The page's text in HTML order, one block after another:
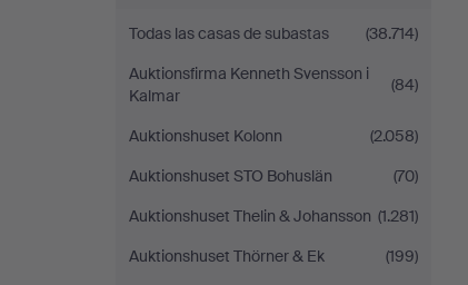
Todas las casas de subastas
(38.714)
Auktionsfirma Kenneth Svensson i
Kalmar
(84)
Auktionshuset Kolonn
(2.058)
Auktionshuset STO Bohuslän
(70)
Auktionshuset Thelin & Johansson (1.281)
Auktionshuset Thörner & Ek
(199)